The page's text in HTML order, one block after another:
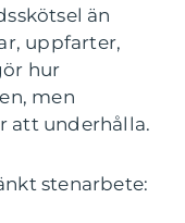
än
uppfarter,
hur
men
att underhålla.
stenarbete: